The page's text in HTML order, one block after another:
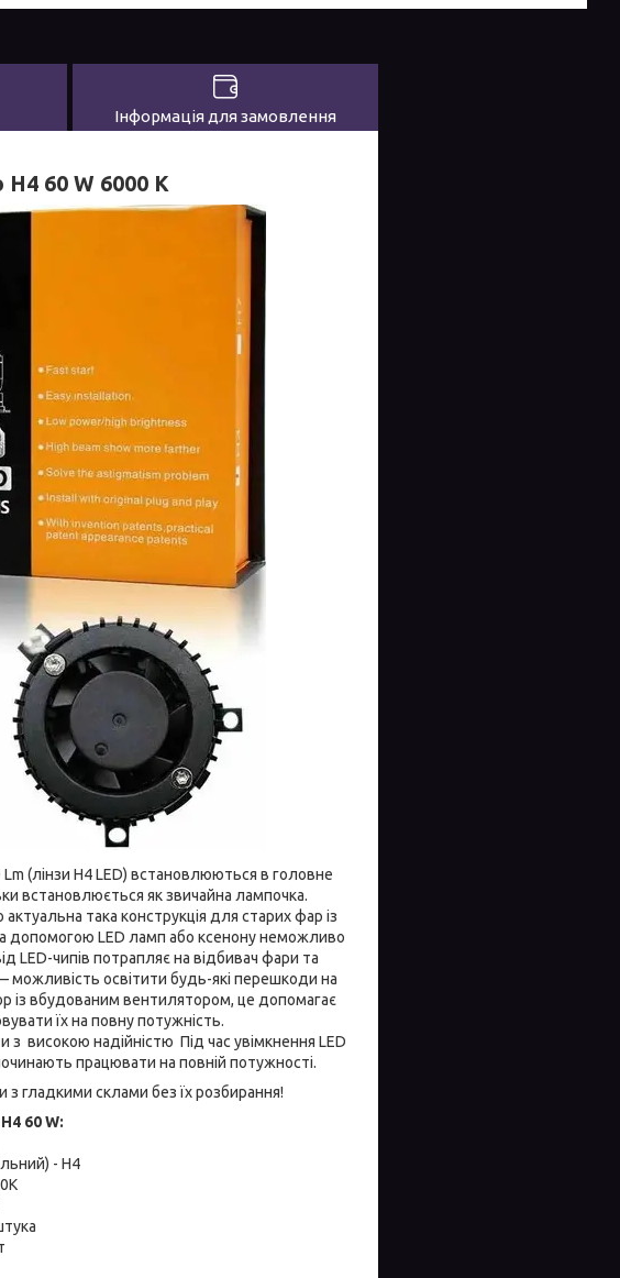
Інформація для замовлення
H4 60 W 6000 K
(лінзи H4 LED) встановлюються в головне
встановлюється як звичайна лампочка.
така конструкція для старих фар із
допомогою LED ламп або ксенону неможливо
LED-чипів потрапляє на відбивач фари та
можливість освітити будь-які перешкоди на
із вбудованим вентилятором, це допомагає
їх на повну потужність.
з високою надійністю Під час увімкнення LED
працювати на повній потужності.
з гладкими склами без їх розбирання!
60 W:
- H4